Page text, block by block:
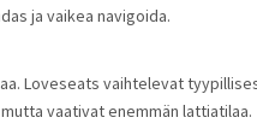
ja vaikea navigoida.
Loveseats vaihtelevat
vaativat enemmän lattiatilaa.